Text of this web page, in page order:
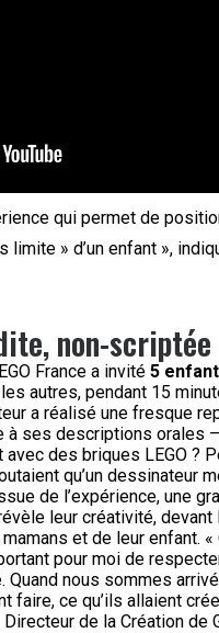
qui permet de
limite » d’un enfant »,
non-scriptée
France a invité 5
autres, pendant 15
a réalisé une fresque
à ses descriptions orales
des briques LEGO ?
qu’un dessinateur
de l’expérience, une
leur créativité,
et de leur enfant.
pour moi de
Quand nous sommes
faire, ce qu’ils allaient
de la Création de